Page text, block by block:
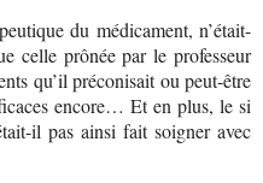
du médicament, n’était-
celle prônée par le professeur
qu’il préconisait ou peut-être
encore… Et en plus, le si
il pas ainsi fait soigner avec